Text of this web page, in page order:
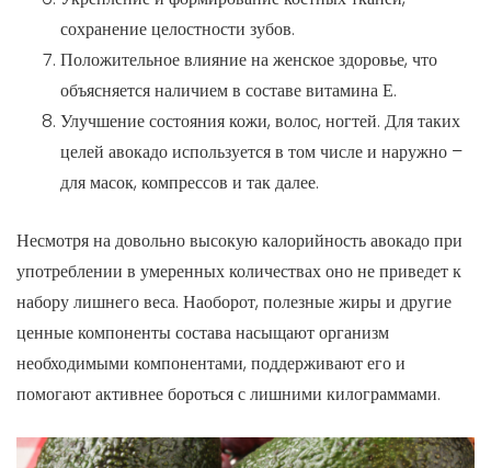
сохранение целостности зубов.
Положительное влияние на женское здоровье, что
объясняется наличием в составе витамина Е.
Улучшение состояния кожи, волос, ногтей. Для таких
целей авокадо используется в том числе и наружно –
для масок, компрессов и так далее.
Несмотря на довольно высокую калорийность авокадо при
употреблении в умеренных количествах оно не приведет к
набору лишнего веса. Наоборот, полезные жиры и другие
ценные компоненты состава насыщают организм
необходимыми компонентами, поддерживают его и
помогают активнее бороться с лишними килограммами.